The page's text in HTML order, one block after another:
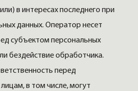
в интересах последнего при
данных. Оператор несет
субъектом персональных
бездействие обработчика.
перед
в том числе, могут